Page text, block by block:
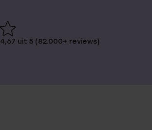
4,67 uit 5 (82.000+ reviews)